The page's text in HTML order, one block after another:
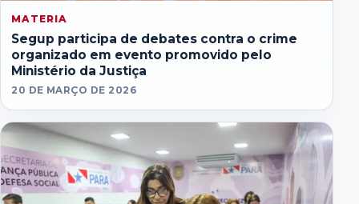
MATERIA
Segup participa de debates contra o crime
organizado em evento promovido pelo
Ministério da Justiça
20 DE MARÇO DE 2026